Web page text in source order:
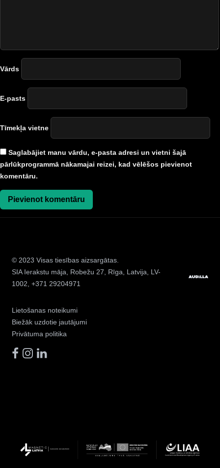
Vārds
E-pasts
Tīmekļa vietne
Saglabājiet manu vārdu, e-pasta adresi un vietni šajā
pārlūkprogrammā nākamajai reizei, kad vēlēšos pievienot
komentāru.
Lietošanas noteikumi
Biežāk uzdotie jautājumi
Privātuma politika
© 2023 Visas tiesības aizsargātas.
SIA Ierakstu māja , Robežu 27, Rīga, Latvija, LV-
1002, +371 29204971